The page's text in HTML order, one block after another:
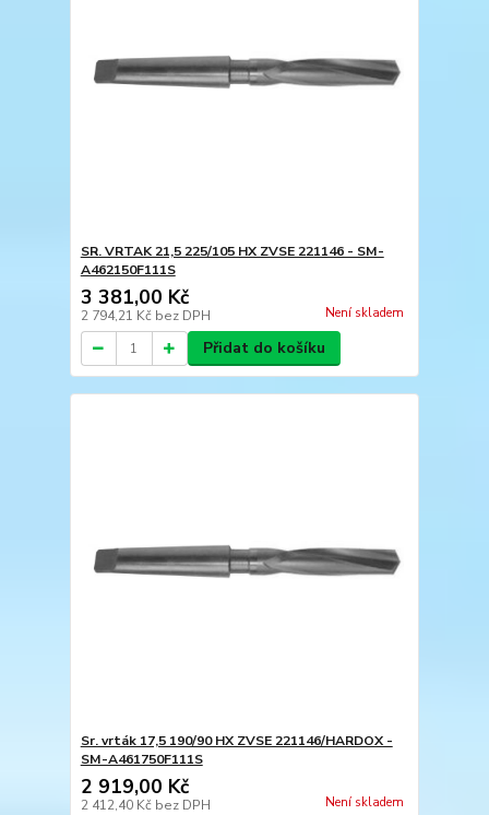
SR. VRTAK 21,5 225/105 HX ZVSE 221146 - SM-
A462150F111S
3 381,00 Kč
2 794,21 Kč bez DPH Není skladem
Přidat do košíku
Sr. vrták 17,5 190/90 HX ZVSE 221146/HARDOX -
SM-A461750F111S
2 919,00 Kč
2 412,40 Kč bez DPH Není skladem